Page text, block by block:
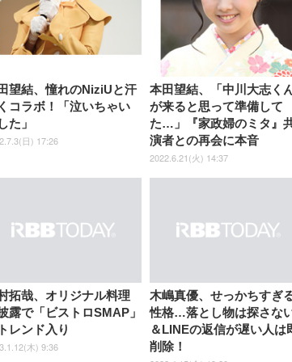
反発クッシ
性メッシ
/事務用 お
ェア (ブラ
ハンガー付き 高反発クッショ
ン PCチェア 通気性メッシュ
ゲーミング/勉強/事務用 おし
ゃれ パソコンチェア (ホワイ
ト)
84～96cm テレワーク
宅勤務 ブラック
ComfortView ビジネス向け
望結、憧れのNiziUと汗
コラボ！「泣いちゃい
た」
日) 17:26
本田望結、「中川大志く
が来ると思って準備して
た…」『家政婦のミタ』
演者との再会に本音
2022.6.21(火) 14:37
拓哉、オリジナル料理
露で「ビストロSMAP」
レンド入り
木) 9:36
木嶋真優、せっかちすぎ
性格…落とし物は探さな
＆LINEの返信が遅い人は
削除！